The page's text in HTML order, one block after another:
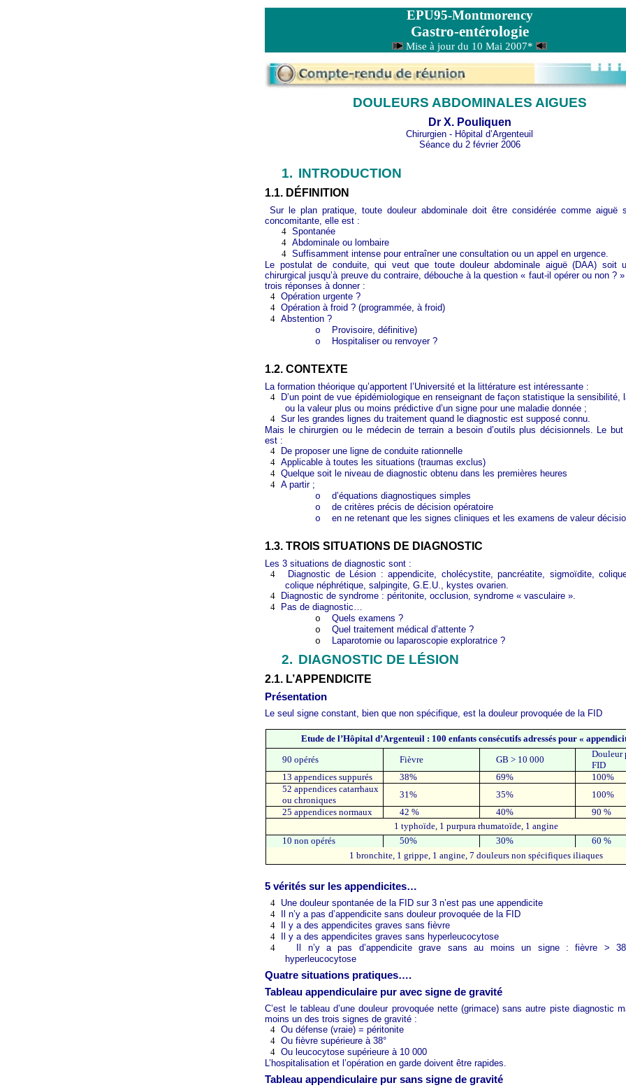
EPU95-Montmorency
Gastro-entérologie
Mise à jour du 10 Mai 2007*
DOULEURS ABDOMINALES AIGUES
Dr X. Pouliquen
Chirurgien - Hôpital d’Argenteuil
Séance du 2 février 2006
1. INTRODUCTION
1.1. DÉFINITION
Sur le plan pratique, toute douleur abdominale doit être considérée comme aiguë
concomitante, elle est :
4 Spontanée
4 Abdominale ou lombaire
4 Suffisamment intense pour entraîner une consultation ou un appel en urgence.
Le postulat de conduite, qui veut que toute douleur abdominale aiguë (DAA) soit
chirurgical jusqu’à preuve du contraire, débouche à la question « faut-il opérer ou non ?
trois réponses à donner :
4 Opération urgente ?
4 Opération à froid ? (programmée, à froid)
4 Abstention ?
o
Provisoire, définitive)
o
Hospitaliser ou renvoyer ?
1.2. CONTEXTE
La formation théorique qu’apportent l’Université et la littérature est intéressante :
4
D’un point de vue épidémiologique en renseignant de façon statistique la sensibilité,
ou la valeur plus ou moins prédictive d’un signe pour une maladie donnée ;
4 Sur les grandes lignes du traitement quand le diagnostic est supposé connu.
Mais le chirurgien ou le médecin de terrain a besoin d’outils plus décisionnels. Le but
est :
4
De proposer une ligne de conduite rationnelle
4 Applicable à toutes les situations (traumas exclus)
4 Quelque soit le niveau de diagnostic obtenu dans les premières heures
4 A partir ;
o
d’équations diagnostiques simples
o
de critères précis de décision opératoire
o
en ne retenant que les signes cliniques et les examens de valeur
1.3. TROIS SITUATIONS DE DIAGNOSTIC
Les 3 situations de diagnostic sont :
4
Diagnostic de Lésion : appendicite, cholécystite, pancréatite, sigmoïdite,
colique néphrétique, salpingite, G.E.U., kystes ovarien.
4
Diagnostic de syndrome : péritonite, occlusion, syndrome « vasculaire ».
4
Pas de diagnostic…
o
Quels examens ?
o
Quel traitement médical d’attente ?
o
Laparotomie ou laparoscopie exploratrice ?
2. DIAGNOSTIC DE LÉSION
2.1. L’APPENDICITE
Présentation
Le seul signe constant, bien que non spécifique, est la douleur provoquée de la FID
Etude de l’Hôpital d’Argenteuil : 100 enfants consécutifs adressés pour «
90 opérés
Fièvre GB > 10 000
Douleur
FID
13 appendices suppurés
38% 69%
100%
52 appendices catarrhaux
ou chroniques
31% 35%
100%
25 appendices normaux
42 % 40%
90 %
1 typhoïde, 1 purpura rhumatoïde, 1 angine
10 non opérés
50% 30%
60 %
1 bronchite, 1 grippe, 1 angine, 7 douleurs non spécifiques iliaques
5 vérités sur les appendicites…
4 Une douleur spontanée de la FID sur 3 n’est pas une appendicite
4
Il n’y a pas d’appendicite sans douleur provoquée de la FID
4
Il y a des appendicites graves sans fièvre
4
Il y a des appendicites graves sans hyperleucocytose
4
Il n’y a pas d’appendicite grave sans au moins un signe : fièvre >
hyperleucocytose
Quatre situations pratiques….
Tableau appendiculaire pur avec signe de gravité
C’est le tableau d’une douleur provoquée nette (grimace) sans autre piste diagnostic
moins un des trois signes de gravité :
4 Ou défense (vraie) = péritonite
4 Ou fièvre supérieure à 38°
4 Ou leucocytose supérieure à 10 000
L’hospitalisation et l’opération en garde doivent être rapides.
Tableau appendiculaire pur sans signe de gravité